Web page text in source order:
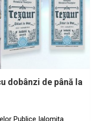
dobânzi de până la
Publice Ialomița